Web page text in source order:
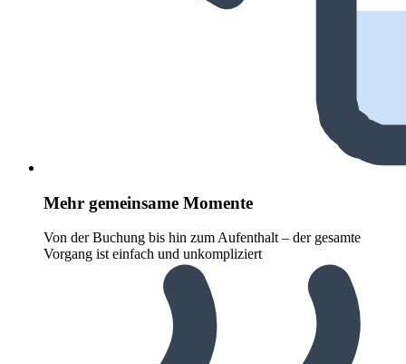
Mehr gemeinsame Momente
Von der Buchung bis hin zum Aufenthalt – der gesamte
Vorgang ist einfach und unkompliziert